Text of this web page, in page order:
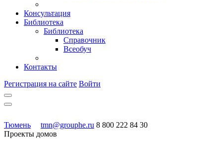
Консультация
Библиотека
Библиотека
Справочник
Всеобуч
Контакты
Регистрация на сайте Войти
Тюмень tmn@grouphe.ru 8 800 222 84 30
Проекты домов